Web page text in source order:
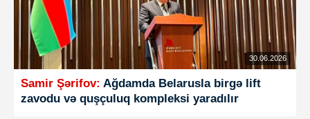
30.06.2026
Samir Şərifov: Ağdamda Belarusla birgə lift
zavodu və quşçuluq kompleksi yaradılır